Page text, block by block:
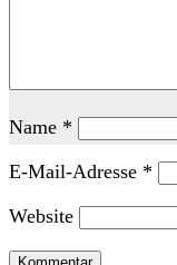
Name *
E-Mail-Adresse *
Website